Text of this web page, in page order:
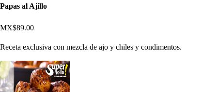
Papas al Ajillo
MX$89.00
Receta exclusiva con mezcla de ajo y chiles y condimentos.